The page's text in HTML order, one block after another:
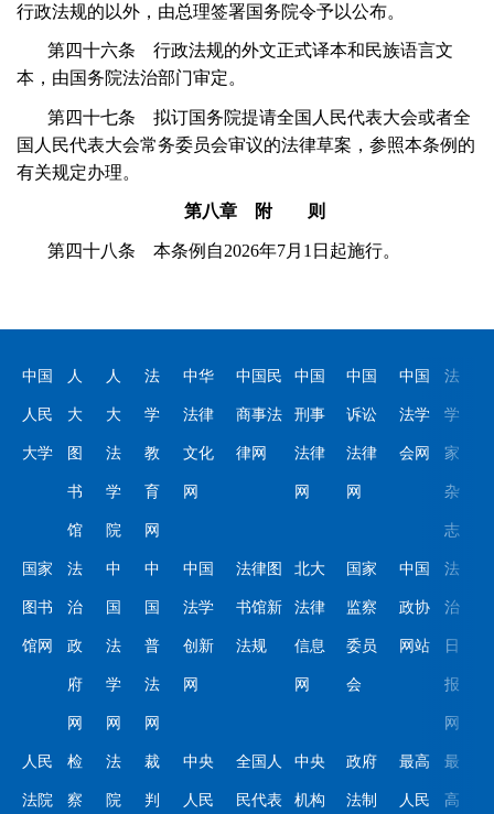
行政法规的以外，由总理签署国务院令予以公布。
第四十六条 行政法规的外文正式译本和民族语言文
本，由国务院法治部门审定。
第四十七条 拟订国务院提请全国人民代表大会或者全
国人民代表大会常务委员会审议的法律草案，参照本条例的
有关规定办理。
第八章 附 则
第四十八条 本条例自2026年7月 1 日起施行。
中国
人民
大学
人
大
图
书
馆
人
大
法
学
院
法
学
教
育
网
中华
法律
文化
网
中国民
商事法
律网
中国
刑事
法律
网
中国
诉讼
法律
网
中国
法学
会网
法
学
家
杂
志
国家
图书
馆网
法
治
政
府
网
中
国
法
学
网
中
国
普
法
网
中国
法学
创新
网
法律图
书馆新
法规
北大
法律
信息
网
国家
监察
委员
会
中国
政协
网站
法
治
日
报
网
人民
法院
检
察
法
院
裁
判
中央
人民
全国人
民代表
中央
机构
政府
法制
最高
人民
最
高